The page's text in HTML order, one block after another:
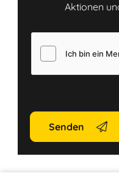
Aktionen
Senden